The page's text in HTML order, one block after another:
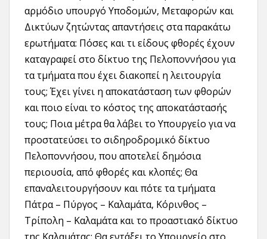
αρμόδιο υπουργό Υποδομών, Μεταφορών και
Δικτύων ζητώντας απαντήσεις στα παρακάτω
ερωτήματα: Πόσες και τι είδους φθορές έχουν
καταγραφεί στο δίκτυο της Πελοποννήσου για
τα τμήματα που έχει διακοπεί η λειτουργία
τους; Έχει γίνει η αποκατάσταση των φθορών
και ποιο είναι το κόστος της αποκατάστασής
τους; Ποια μέτρα θα λάβει το Υπουργείο για να
προστατεύσει το σιδηροδρομικό δίκτυο
Πελοποννήσου, που αποτελεί δημόσια
περιουσία, από φθορές και κλοπές; Θα
επαναλειτουργήσουν και πότε τα τμήματα
Πάτρα – Πύργος – Καλαμάτα, Κόρινθος –
Τρίπολη – Καλαμάτα και το προαστιακό δίκτυο